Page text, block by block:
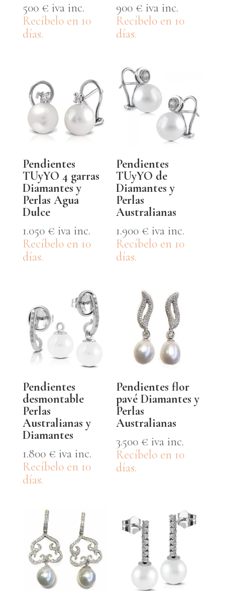
500 € iva inc.
Recíbelo en 10
días.
900 € iva inc.
Recíbelo en 10
días.
Pendientes
TUyYO 4 garras
Diamantes y
Perlas Agua
Dulce
1.050 € iva inc.
Recíbelo en 10
días.
Pendientes
TUyYO de
Diamantes y
Perlas
Australianas
1.900 € iva inc.
Recíbelo en 10
días.
Pendientes
desmontable
Perlas
Australianas y
Diamantes
1.800 € iva inc.
Recíbelo en 10
días.
Pendientes flor
pavé Diamantes y
Perlas
Australianas
3.500 € iva inc.
Recíbelo en 10
días.